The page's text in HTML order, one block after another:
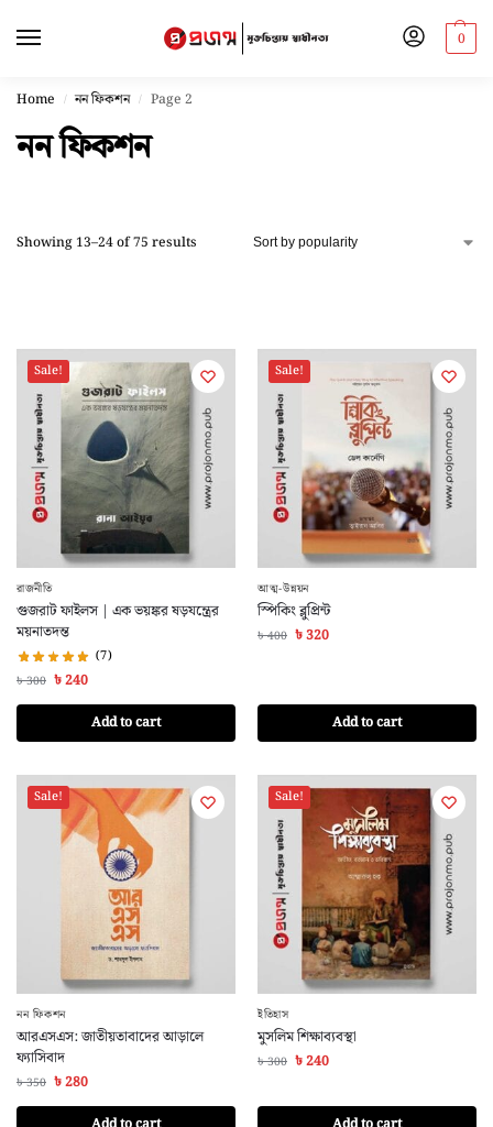
0
Home / নন ফিকশন / Page 2
নন ফিকশন
Showing 13–24 of 75 results
Sale!
রাজনীতি
গুজরাট ফাইলস | এক ভয়ঙ্কর ষড়যন্ত্রের
ময়নাতদন্ত
(7)
৳300 ৳240
Add to cart
Sale!
আত্ম-উন্নয়ন
স্পিকিং ব্লুপ্রিন্ট
৳400 ৳320
Add to cart
Sale!
নন ফিকশন
আরএসএস: জাতীয়তাবাদের আড়ালে
ফ্যাসিবাদ
৳350 ৳280
Sale!
ইতিহাস
মুসলিম শিক্ষাব্যবস্থা
৳300 ৳240